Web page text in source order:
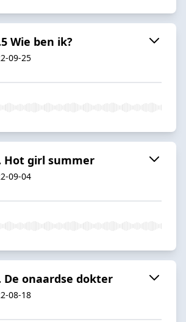
Wie ben ik?
09-25
Hot girl summer
09-04
De onaardse dokter
08-18